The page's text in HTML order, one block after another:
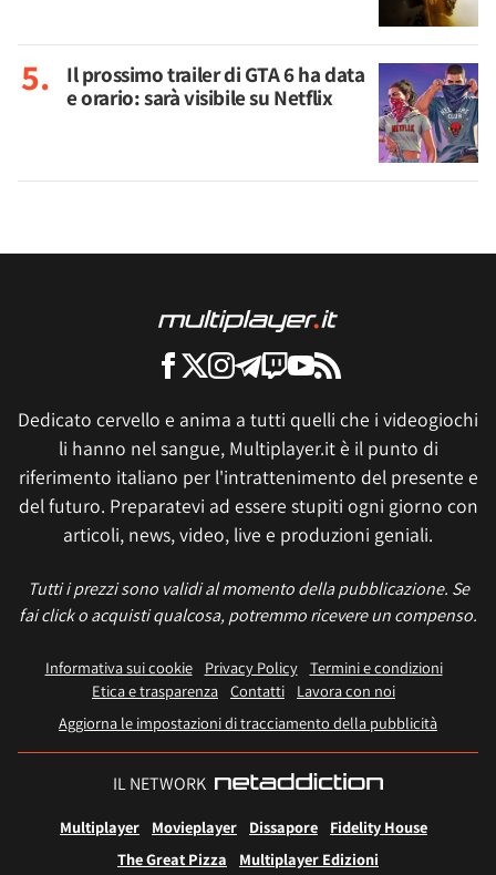
Il prossimo trailer di GTA 6 ha data
e orario: sarà visibile su Netflix
Dedicato cervello e anima a tutti quelli che i videogiochi
li hanno nel sangue, Multiplayer.it è il punto di
riferimento italiano per l'intrattenimento del presente e
del futuro. Preparatevi ad essere stupiti ogni giorno con
articoli, news, video, live e produzioni geniali.
Tutti i prezzi sono validi al momento della pubblicazione. Se
fai click o acquisti qualcosa, potremmo ricevere un compenso.
Informativa sui cookie Privacy Policy
Termini e condizioni
Etica e trasparenza Contatti
Lavora con noi
Aggiorna le impostazioni di tracciamento della pubblicità
IL NETWORK
Multiplayer Movieplayer Dissapore
Fidelity House
The Great Pizza
Multiplayer Edizioni